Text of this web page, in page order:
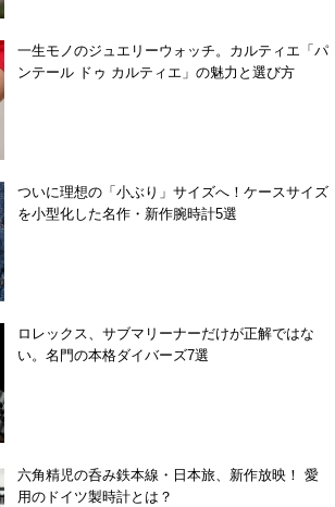
一生モノのジュエリーウォッチ。カルティエ「パ
ンテール ドゥ カルティエ」の魅力と選び方
ついに理想の「小ぶり」サイズへ！ケースサイズ
を小型化した名作・新作腕時計5選
ロレックス、サブマリーナーだけが正解ではな
い。名門の本格ダイバーズ7選
六角精児の呑み鉄本線・日本旅、新作放映！ 愛
用のドイツ製時計とは？